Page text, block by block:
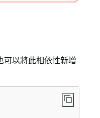
可以將此相依性新增